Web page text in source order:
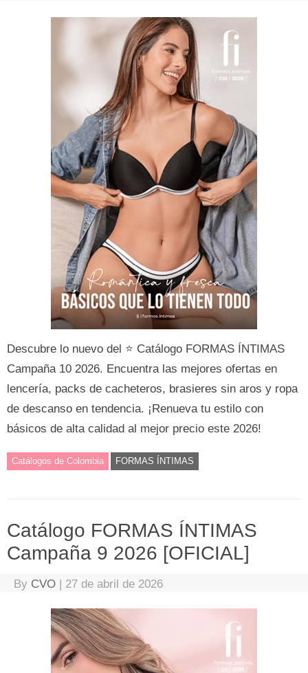
Descubre lo nuevo del ⭐ Catálogo FORMAS ÍNTIMAS
Campaña 10 2026. Encuentra las mejores ofertas en
lencería, packs de cacheteros, brasieres sin aros y ropa
de descanso en tendencia. ¡Renueva tu estilo con
básicos de alta calidad al mejor precio este 2026!
Catálogos de Colombia FORMAS ÍNTIMAS
Catálogo FORMAS ÍNTIMAS
Campaña 9 2026 [OFICIAL]
By CVO | 27 de abril de 2026